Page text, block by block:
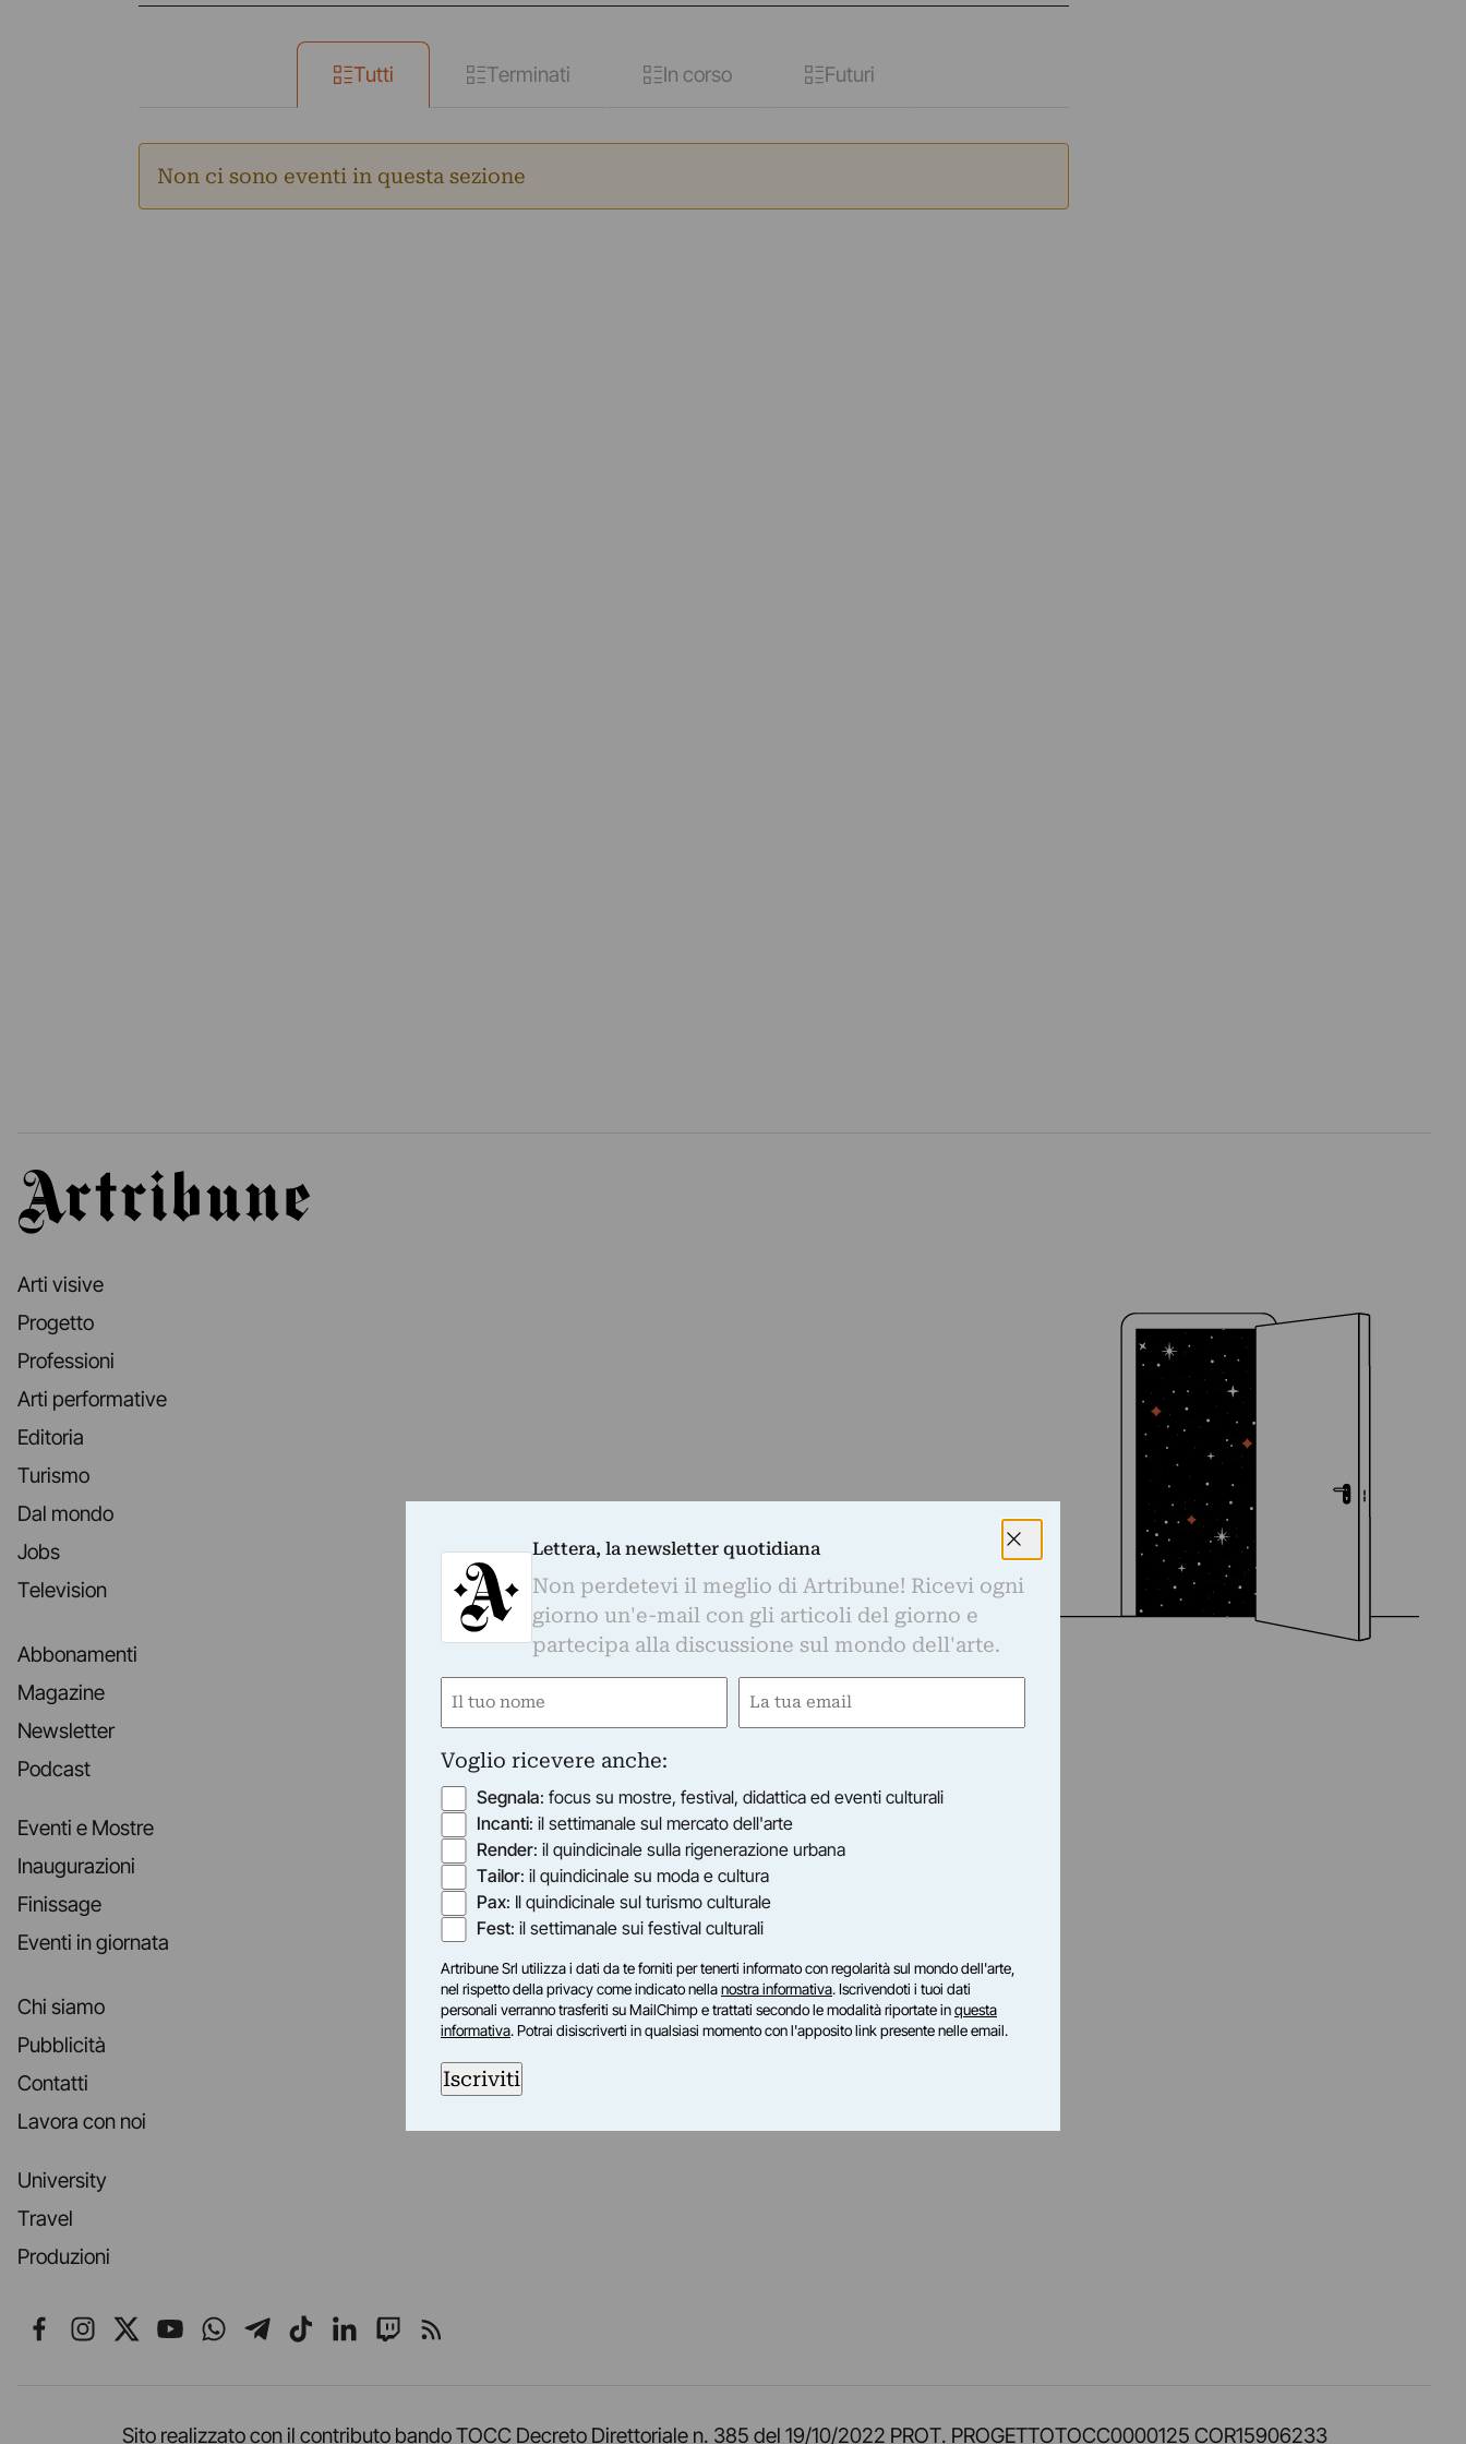
Tutti Terminati In corso Futuri
Non ci sono eventi in questa sezione
Artribune
Arti visive
Progetto
Professioni
Arti performative
Editoria
Turismo
Dal mondo
Jobs
Television
Abbonamenti
Magazine
Newsletter
Podcast
Eventi e Mostre
Inaugurazioni
Finissage
Eventi in giornata
Chi siamo
Pubblicità
Contatti
Lavora con noi
University
Travel
Produzioni
Seguici su Facebook
Seguici su Instagram
Seguici su X
Seguici su YouTube
Seguici su WhatsApp
Seguici su Telegram
Seguici su TikTok
Seguici su LinkedIn
Seguici su Twitch
Seguici su Rss
Sito realizzato con il contributo bando TOCC Decreto Direttoriale n. 385 del 19/10/2022 PROT. PROGETTOTOCC0000125 COR15906233
Lettera, la newsletter quotidiana
Non perdetevi il meglio di Artribune! Ricevi ogni
giorno un'e-mail con gli articoli del giorno e
partecipa alla discussione sul mondo dell'arte.
Nome
Email
Voglio ricevere anche:
Segnala: focus su mostre, festival, didattica ed eventi culturali
Incanti: il settimanale sul mercato dell'arte
Render: il quindicinale sulla rigenerazione urbana
Tailor: il quindicinale su moda e cultura
Pax: Il quindicinale sul turismo culturale
Fest: il settimanale sui festival culturali
Artribune Srl utilizza i dati da te forniti per tenerti informato con regolarità sul mondo dell'arte,
nel rispetto della privacy come indicato nellanostra informativa. Iscrivendoti i tuoi dati
personali verranno trasferiti su MailChimp e trattati secondo le modalità riportate inquesta
informativa. Potrai disiscriverti in qualsiasi momento con l'apposito link presente nelle email.
Iscriviti